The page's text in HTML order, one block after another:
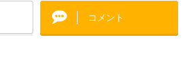
コメント